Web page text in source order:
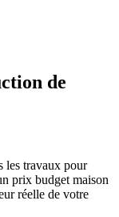
de
les travaux pour
prix budget maison
réelle de votre